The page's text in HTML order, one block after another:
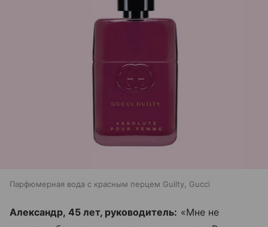
Парфюмерная вода с красным перцем Guilty, Gucci
Александр, 45 лет, руководитель: «Мне не